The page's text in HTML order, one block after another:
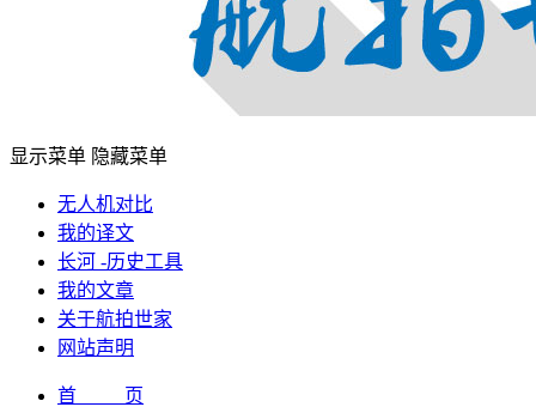
显示菜单 隐藏菜单
无人机对比
我的译文
长河 -历史工具
我的文章
关于航拍世家
网站声明
首 页